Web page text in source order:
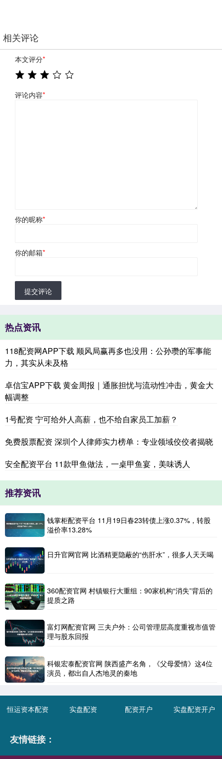
相关评论
本文评分*
评论内容*
你的昵称*
你的邮箱*
提交评论
热点资讯
118配资网APP下载 顺风局赢再多也没用：公孙瓒的军事能
力，其实从未及格
卓信宝APP下载 黄金周报｜通胀担忧与流动性冲击，黄金大
幅调整
1号配资 宁可给外人高薪，也不给自家员工加薪？
免费股票配资 深圳个人律师实力榜单：专业领域佼佼者揭晓
安全配资平台 11款甲鱼做法，一桌甲鱼宴，美味诱人
推荐资讯
钱掌柜配资平台 11月19日春23转债上涨0.37%，转股
溢价率13.28%
日升官网官网 比酒精更隐蔽的“伤肝水”，很多人天天喝
360配资官网 村镇银行大重组：90家机构“消失”背后的
提质之路
富灯网配资官网 三夫户外：公司管理层高度重视市值管
理与股东回报
科银宏泰配资官网 陕西盛产名角，《父母爱情》这4位
演员，都出自人杰地灵的秦地
恒运资本配资 实盘配资 配资开户 实盘配资开户
友情链接：